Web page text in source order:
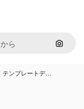
画像で
テンプレートデ…